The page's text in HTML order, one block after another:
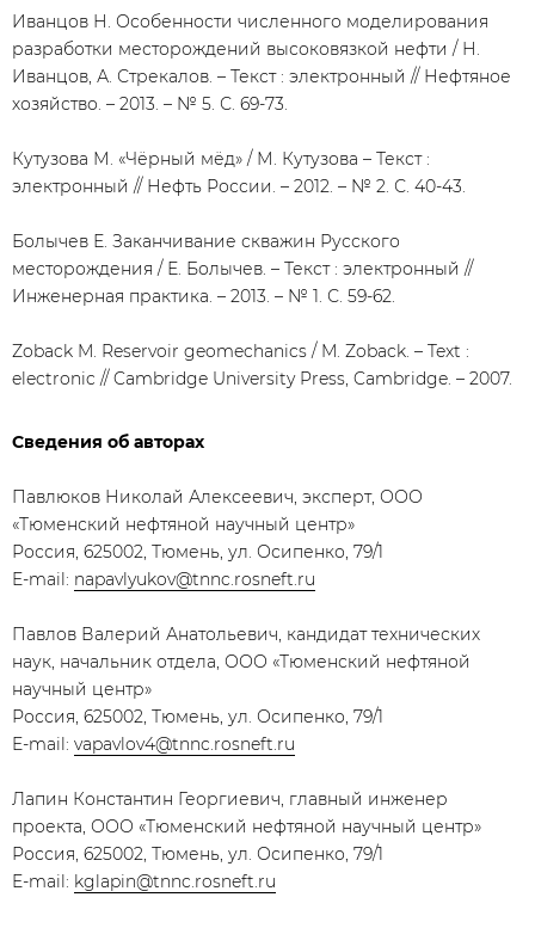
Иванцов Н. Особенности численного моделирования
разработки месторождений высоковязкой нефти / Н.
Иванцов, А. Стрекалов. – Текст : электронный // Нефтяное
хозяйство. – 2013. – № 5. С. 69-73.
Кутузова М. «Чёрный мёд» / М. Кутузова – Текст :
электронный // Нефть России. – 2012. – № 2. С. 40-43.
Болычев Е. Заканчивание скважин Русского
месторождения / Е. Болычев. – Текст : электронный //
Инженерная практика. – 2013. – № 1. С. 59-62.
Zoback M. Reservoir geomechanics / M. Zoback. – Text :
electronic // Cambridge University Press, Cambridge. – 2007.
Сведения об авторах
Павлюков Николай Алексеевич, эксперт, ООО
«Тюменский нефтяной научный центр»
Россия, 625002, Тюмень, ул. Осипенко, 79/1
E-mail: napavlyukov@tnnc.rosneft.ru
Павлов Валерий Анатольевич, кандидат технических
наук, начальник отдела, ООО «Тюменский нефтяной
научный центр»
Россия, 625002, Тюмень, ул. Осипенко, 79/1
E-mail: vapavlov4@tnnc.rosneft.ru
Лапин Константин Георгиевич, главный инженер
проекта, ООО «Тюменский нефтяной научный центр»
Россия, 625002, Тюмень, ул. Осипенко, 79/1
E-mail: kglapin@tnnc.rosneft.ru